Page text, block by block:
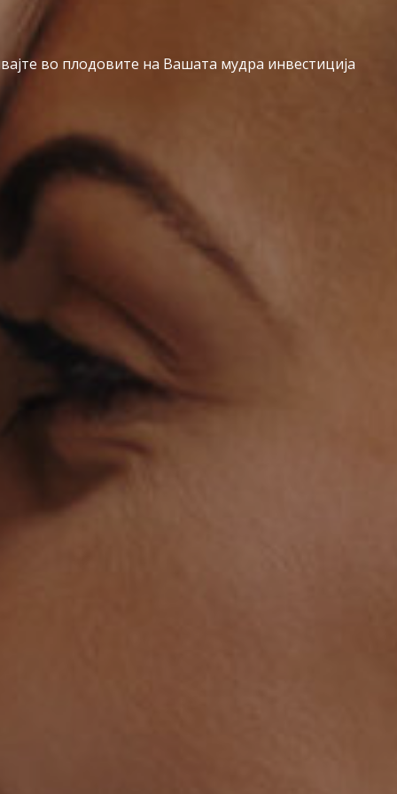
во плодовите на Вашата мудра инвестиција